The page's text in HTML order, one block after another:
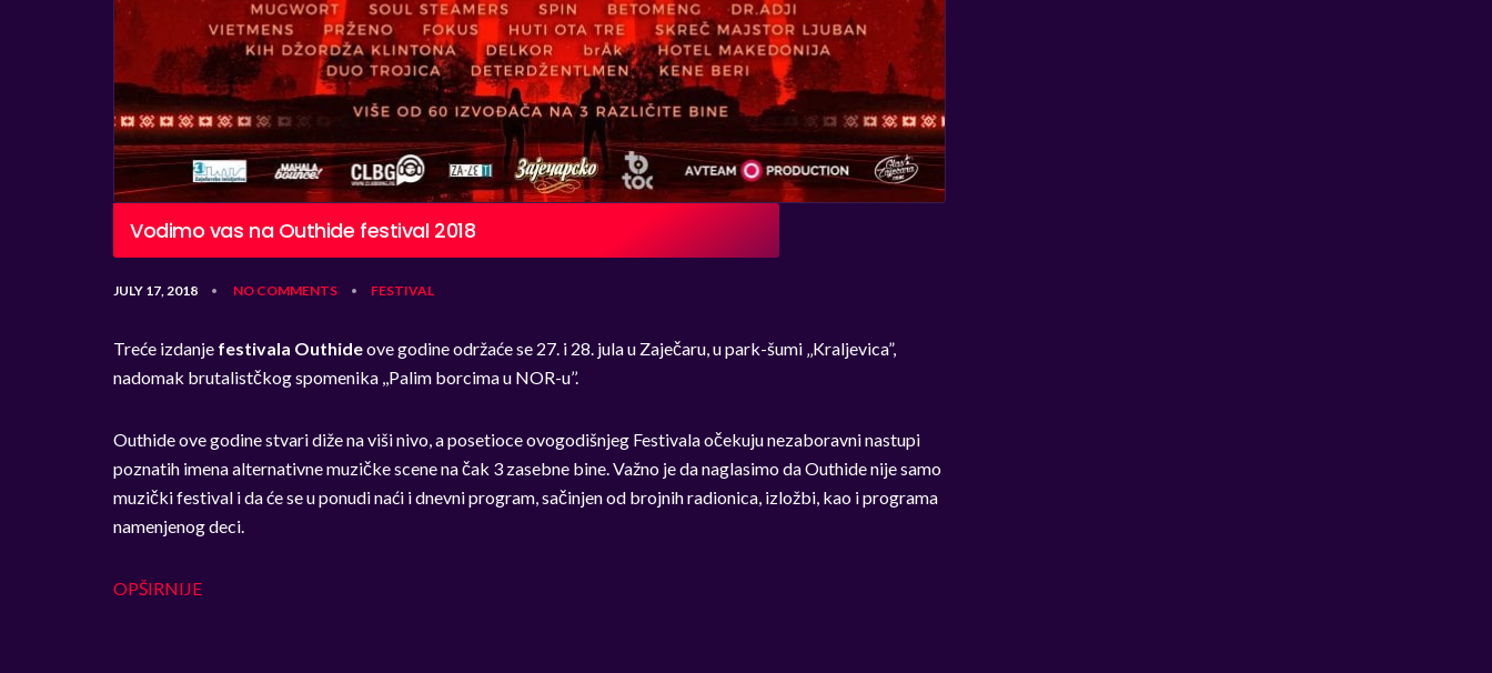
Vodimo vas na Outhide festival 2018
JULY 17, 2018 • NO COMMENTS • FESTIVAL
Treće izdanje festivala Outhideove godine održaće se 27. i 28. jula u Zaječaru, u park-šumi ‚‚Kraljevica”,
nadomak brutalistčkog spomenika ,,Palim borcima u NOR-u’’.
Outhide ove godine stvari diže na viši nivo, a posetioce ovogodišnjeg Festivala očekuju nezaboravni nastupi
poznatih imena alternativne muzičke scene na čak 3 zasebne bine. Važno je da naglasimo da Outhide nije samo
muzički festival i da će se u ponudi naći i dnevni program, sačinjen od brojnih radionica, izložbi, kao i programa
namenjenog deci.
OPŠIRNIJE